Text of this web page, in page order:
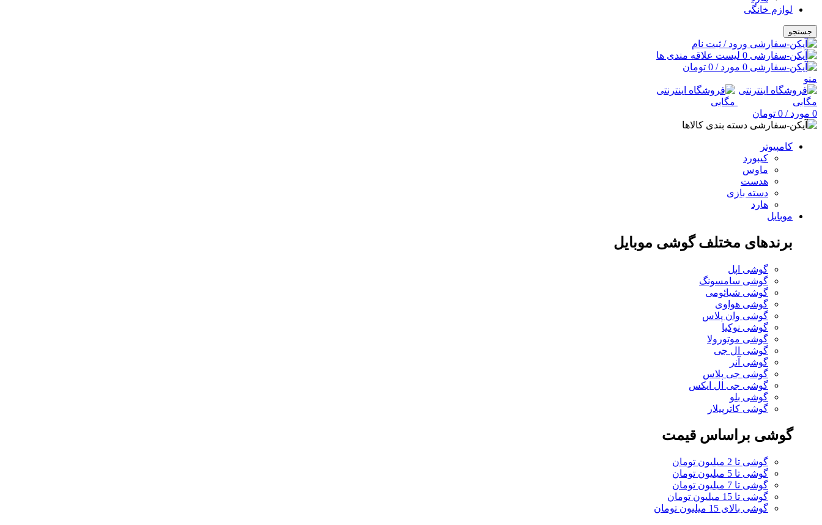
لوازم خانگی
جستجو
ورود / ثبت نام
0 لیست علاقه مندی ها
0 مورد/
0 تومان
منو
0 مورد/
0 تومان
دسته بندی کالاها
کامپیوتر
کیبورد
ماوس
هدست
دسته بازی
هارد
موبایل
برندهای مختلف گوشی موبایل
گوشی اپل
گوشی سامسونگ
گوشی شیائومی
گوشی هواوی
گوشی وان پلاس
گوشی نوکیا
گوشی موتورولا
گوشی ال جی
گوشی آنر
گوشی جی پلاس
گوشی جی ال ایکس
گوشی بلو
گوشی کاترپیلار
گوشی براساس قیمت
گوشی تا 2 میلیون تومان
گوشی تا 5 میلیون تومان
گوشی تا 7 میلیون تومان
گوشی تا 15 میلیون تومان
گوشی بالای 15 میلیون تومان